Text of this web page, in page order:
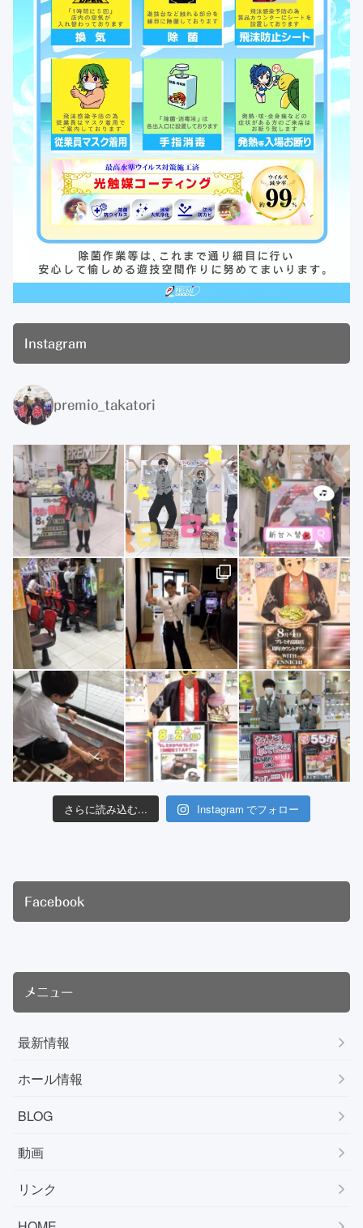
Instagram
premio_takatori
さらに読み込む... Instagram でフォロー
Facebook
メニュー
最新情報
ホール情報
BLOG
動画
リンク